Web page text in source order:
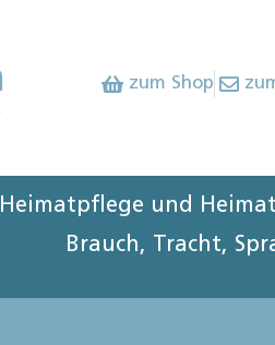
zum Shop
Heimatpflege und
Brauch, Tracht,